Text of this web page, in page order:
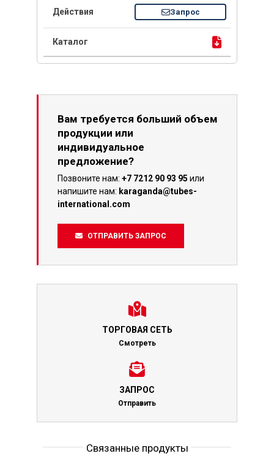
Запрос
Вам требуется больший объем
продукции или
индивидуальное
предложение?
Позвоните нам: +7 7212 90 93 95 или
напишите нам: karaganda@tubes-
international.com
ОТПРАВИТЬ ЗАПРОС
ТОРГОВАЯ СЕТЬ
Смотреть
ЗАПРОС
Отправить
Связанные продукты